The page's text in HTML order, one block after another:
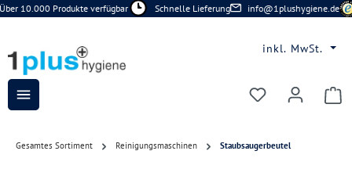
Zum Hauptinhalt springen
10.000 Produkte verfügbar Schnelle Lieferung info@1plushygiene.de
inkl. MwSt.
Du hast 0
Gesamtes Sortiment Reinigungsmaschinen Staubsaugerbeutel